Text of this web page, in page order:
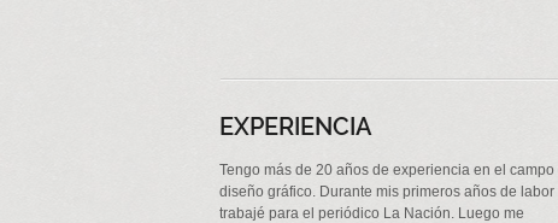
EXPERIENCIA
Tengo más de 20 años de experiencia en el campo
diseño gráfico. Durante mis primeros años de labor
trabajé para el periódico La Nación. Luego me